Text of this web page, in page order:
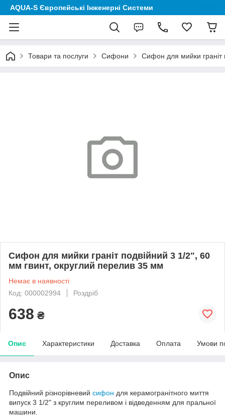
AQUA-S Європейські Інженерні Системи
Товари та послуги Сифони Сифон для мийки граніт
Сифон для мийки граніт подвійний 3 1/2", 60
мм гвинт, округлий перелив 35 мм
Немає в наявності
Код: 000002994
Роздріб
638 ₴
Опис Характеристики Доставка Оплата Умови
Опис
Подвійний різнорівневий сифон для керамогранітного миття
випуск 3 1/2" з круглим переливом і відведенням для пральної
машини.